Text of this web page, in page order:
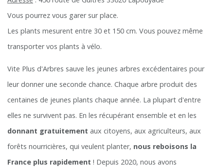
Vous pourrez vous garer sur place.
Les plants mesurent entre 30 et 150 cm. Vous pouvez même
transporter vos plants à vélo.
Vite Plus d'Arbres sauve les jeunes arbres excédentaires pour
leur donner une seconde chance. Chaque arbre produit des
centaines de jeunes plants chaque année. La plupart d'entre
elles ne survivent pas. En les récupérant ensemble et en les
donnant gratuitement aux citoyens, aux agriculteurs, aux
forêts nourricières, qui veulent planter, nous reboisons la
France plus rapidement ! Depuis 2020, nous avons